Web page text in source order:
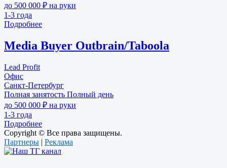
до 500 000 ₽ на руки
1-3 года
Подробнее
Media Buyer Outbrain/Taboola
Lead Profit
Офис
Санкт-Петербург
Полная занятость Полный день
до 500 000 ₽ на руки
1-3 года
Подробнее
Copyright © Все права защищены.
Партнеры | Реклама